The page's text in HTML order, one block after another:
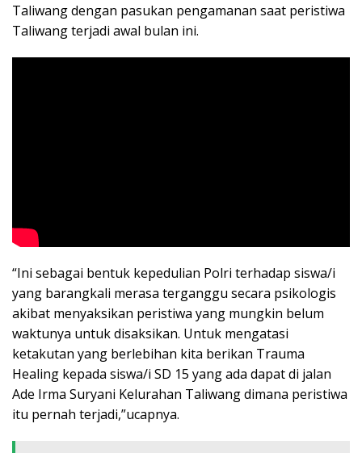
Taliwang dengan pasukan pengamanan saat peristiwa
Taliwang terjadi awal bulan ini.
“Ini sebagai bentuk kepedulian Polri terhadap siswa/i
yang barangkali merasa terganggu secara psikologis
akibat menyaksikan peristiwa yang mungkin belum
waktunya untuk disaksikan. Untuk mengatasi
ketakutan yang berlebihan kita berikan Trauma
Healing kepada siswa/i SD 15 yang ada dapat di jalan
Ade Irma Suryani Kelurahan Taliwang dimana peristiwa
itu pernah terjadi,”ucapnya.